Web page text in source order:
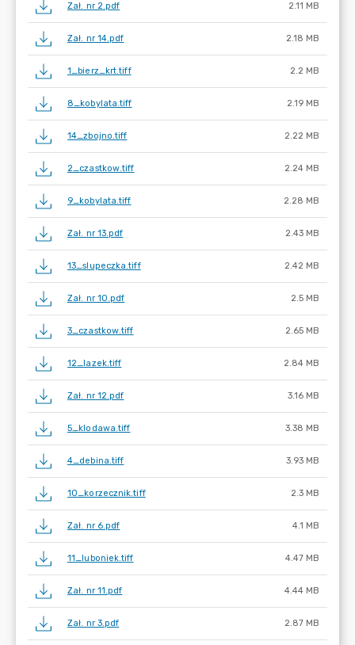
Zał. nr 2.pdf 2.11 MB
Zał. nr 14.pdf 2.18 MB
1_bierz_krt.tiff 2.2 MB
8_kobylata.tiff 2.19 MB
14_zbojno.tiff 2.22 MB
2_czastkow.tiff 2.24 MB
9_kobylata.tiff 2.28 MB
Zał. nr 13.pdf 2.43 MB
13_slupeczka.tiff 2.42 MB
Zał. nr 10.pdf 2.5 MB
3_czastkow.tiff 2.65 MB
12_lazek.tiff 2.84 MB
Zał. nr 12.pdf 3.16 MB
5_klodawa.tiff 3.38 MB
4_debina.tiff 3.93 MB
10_korzecznik.tiff 2.3 MB
Zał. nr 6.pdf 4.1 MB
11_luboniek.tiff 4.47 MB
Zał. nr 11.pdf 4.44 MB
Zał. nr 3.pdf 2.87 MB